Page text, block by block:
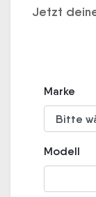
Jetzt
Marke
Modell